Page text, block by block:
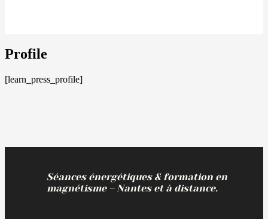
Profile
[learn_press_profile]
Séances énergétiques & formation en
magnétisme – Nantes et à distance.